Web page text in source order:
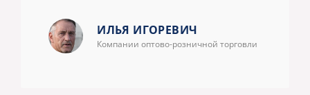
ИЛЬЯ ИГОРЕВИЧ
Компании оптово-розничной торговли